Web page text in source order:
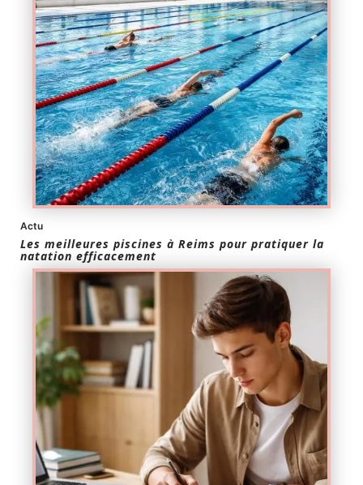
Actu
Les meilleures piscines à Reims pour pratiquer la
natation efficacement